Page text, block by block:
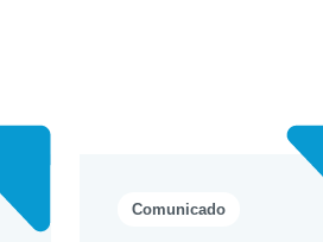
Comunicado